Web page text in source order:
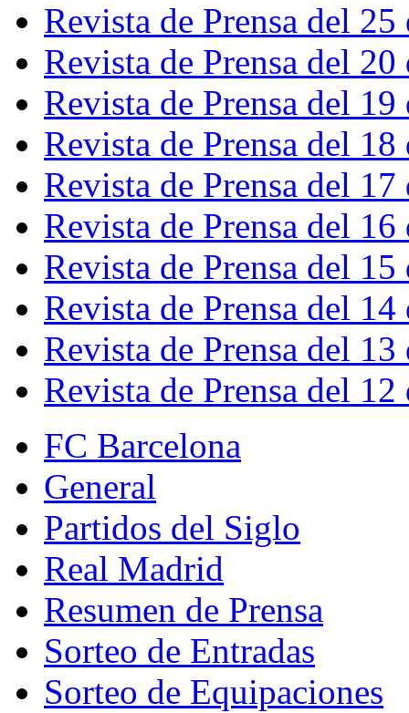
Revista de Prensa del
Revista de Prensa del
Revista de Prensa del
Revista de Prensa del
Revista de Prensa del
Revista de Prensa del
Revista de Prensa del
Revista de Prensa del
Revista de Prensa del
Revista de Prensa del
FC Barcelona
General
Partidos del Siglo
Real Madrid
Resumen de Prensa
Sorteo de Entradas
Sorteo de Equipaciones